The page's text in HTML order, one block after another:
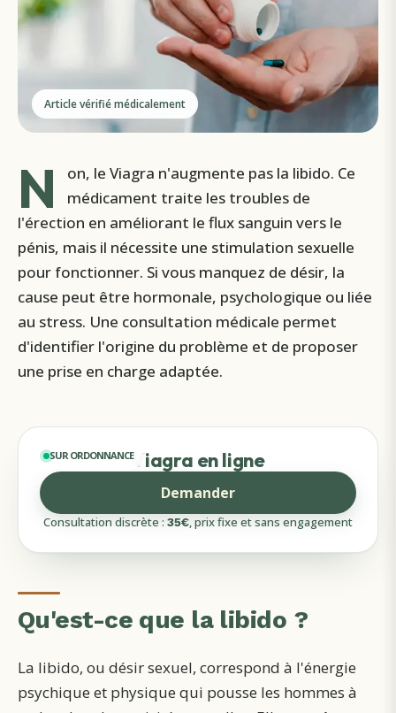
Article vérifié médicalement
N
on, le Viagra n'augmente pas la libido. Ce
médicament traite les troubles de
l'érection en améliorant le flux sanguin vers le
pénis, mais il nécessite une stimulation sexuelle
pour fonctionner. Si vous manquez de désir, la
cause peut être hormonale, psychologique ou liée
au stress. Une consultation médicale permet
d'identifier l'origine du problème et de proposer
une prise en charge adaptée.
SUR ORDONNANCEViagra en ligne
Demander
Consultation discrète : 35€, prix fixe et sans engagement
Qu'est-ce que la libido ?
La libido, ou désir sexuel, correspond à l'énergie
psychique et physique qui pousse les hommes à